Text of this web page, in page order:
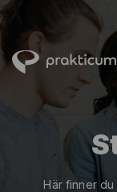
Fortsätt
till
innehållet
Här finner du